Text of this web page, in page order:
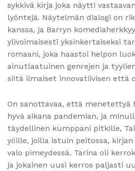
sykkivä kirja joka näytti
lyöntejä. Näytelmän dialogi on
kanssa, ja Barryn
ylivoimaisesti yksinkertaiseksi
romaani, joka haastoi helpon
ainutlaatuinen genrejen ja
siitä ilmaiset innovatiivisen että
On sanottavaa, että menetettyä
hyvä aikana pandemian, ja
täydellinen kumppani pitkille,
yöille, joilla istuin peitossa,
valo pimeydessä. Tarina oli
ja jokainen uusi kerros paljasti